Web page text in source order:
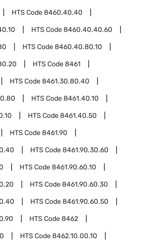
HTS Code8460.40.40
HTS Code8460.40.40.60
HTS Code8460.40.80.10
HTS Code8461
HTS Code8461.30.80.40
HTS Code8461.40.10
HTS Code8461.40.50
HTS Code8461.90
HTS Code8461.90.30.60
HTS Code8461.90.60.10
HTS Code8461.90.60.30
HTS Code8461.90.60.50
HTS Code8462
HTS Code8462.10.00.10